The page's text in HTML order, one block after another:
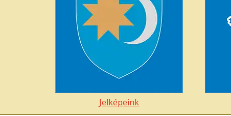
Jelképeink